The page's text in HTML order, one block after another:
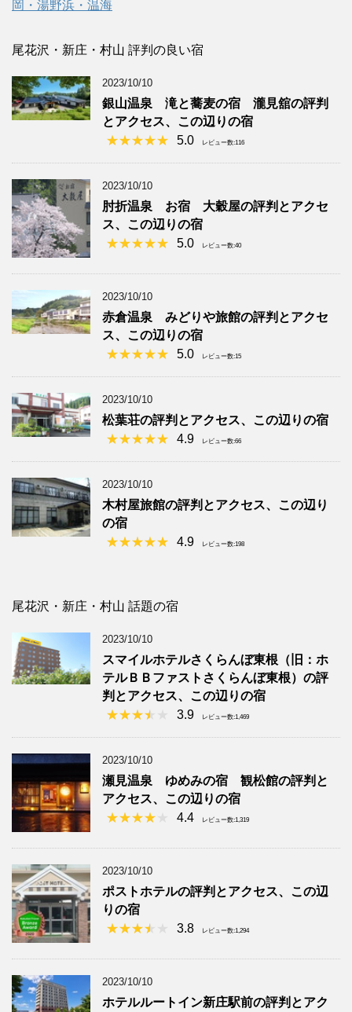
岡・湯野浜・温海
尾花沢・新庄・村山 評判の良い宿
2023/10/10
銀山温泉 滝と蕎麦の宿 瀧見舘の評判
とアクセス、この辺りの宿
5.0
レビュー数:116
2023/10/10
肘折温泉 お宿 大穀屋の評判とアクセ
ス、この辺りの宿
5.0
レビュー数:40
2023/10/10
赤倉温泉 みどりや旅館の評判とアクセ
ス、この辺りの宿
5.0
レビュー数:15
2023/10/10
松葉荘の評判とアクセス、この辺りの宿
4.9
レビュー数:66
2023/10/10
木村屋旅館の評判とアクセス、この辺り
の宿
4.9
レビュー数:198
尾花沢・新庄・村山 話題の宿
2023/10/10
スマイルホテルさくらんぼ東根（旧：ホ
テルＢＢファストさくらんぼ東根）の評
判とアクセス、この辺りの宿
3.9
レビュー数:1,469
2023/10/10
瀬見温泉 ゆめみの宿 観松館の評判と
アクセス、この辺りの宿
4.4
レビュー数:1,319
2023/10/10
ポストホテルの評判とアクセス、この辺
りの宿
3.8
レビュー数:1,294
2023/10/10
ホテルルートイン新庄駅前の評判とアク